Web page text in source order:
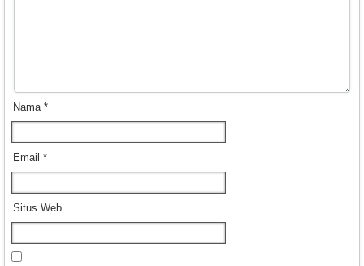
Nama *
Email *
Situs Web